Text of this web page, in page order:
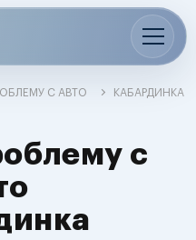
С АВТО КАБАРДИНКА
с